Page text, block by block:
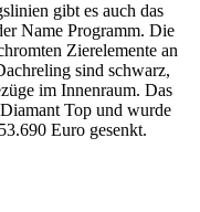
gibt es auch das
Name Programm. Die
Zierelemente an
sind schwarz,
im Innenraum. Das
Top und wurde
Euro gesenkt.